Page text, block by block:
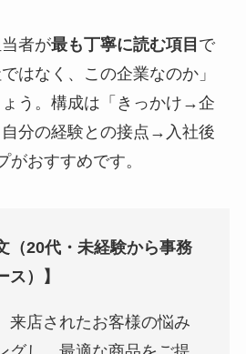
者が最も丁寧に読む項目 で
はなく、この企業なのか」
う。構成は「きっかけ→企
分の経験との接点→入社後
がおすすめです。
（20代・未経験から事務
）】
来店されたお客様の悩み